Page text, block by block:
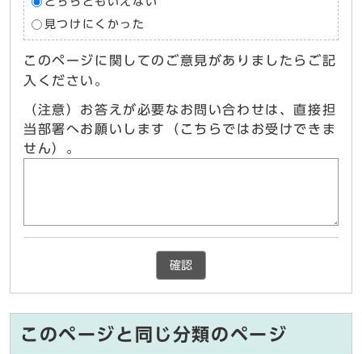
見つけにくかった
このページに関してのご意見がありましたらご記
入ください。
（注意）お答えが必要なお問い合わせは、直接担
当部署へお願いします（こちらではお受けできま
せん）。
確認
このページと同じ分類のページ